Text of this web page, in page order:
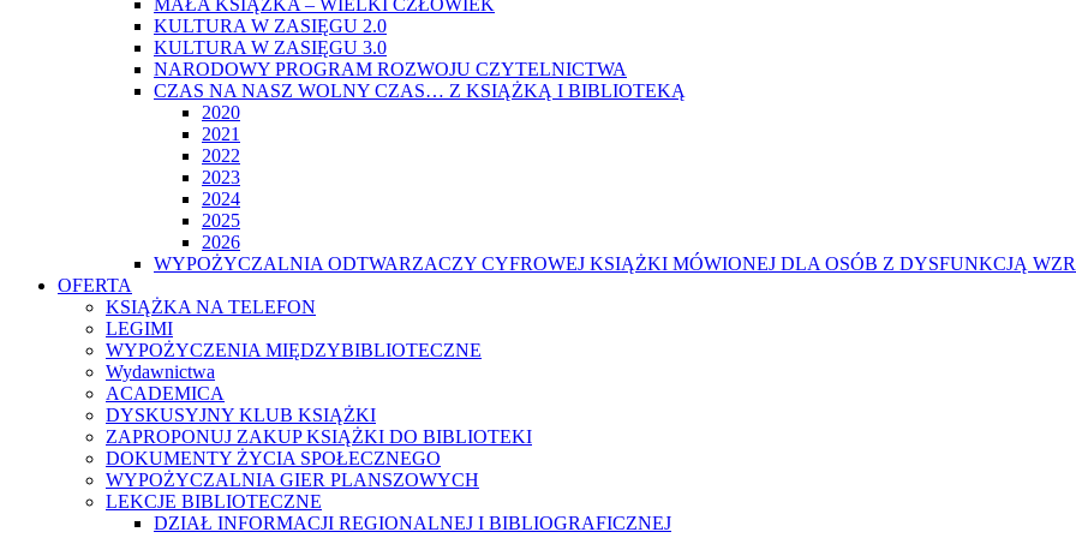
MAŁA KSIĄŻKA – WIELKI CZŁOWIEK
KULTURA W ZASIĘGU 2.0
KULTURA W ZASIĘGU 3.0
NARODOWY PROGRAM ROZWOJU CZYTELNICTWA
CZAS NA NASZ WOLNY CZAS… Z KSIĄŻKĄ I BIBLIOTEKĄ
2020
2021
2022
2023
2024
2025
2026
WYPOŻYCZALNIA ODTWARZACZY CYFROWEJ KSIĄŻKI MÓWIONEJ DLA OSÓB Z DYSFUNKCJĄ
OFERTA
KSIĄŻKA NA TELEFON
LEGIMI
WYPOŻYCZENIA MIĘDZYBIBLIOTECZNE
Wydawnictwa
ACADEMICA
DYSKUSYJNY KLUB KSIĄŻKI
ZAPROPONUJ ZAKUP KSIĄŻKI DO BIBLIOTEKI
DOKUMENTY ŻYCIA SPOŁECZNEGO
WYPOŻYCZALNIA GIER PLANSZOWYCH
LEKCJE BIBLIOTECZNE
DZIAŁ INFORMACJI REGIONALNEJ I BIBLIOGRAFICZNEJ